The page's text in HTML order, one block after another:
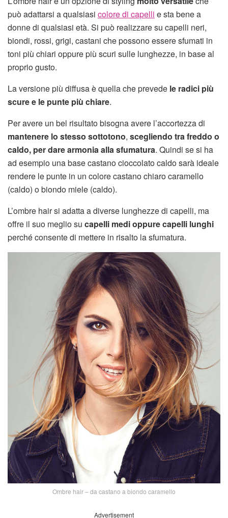
può adattarsi a qualsiasi colore di capelli e sta bene a
donne di qualsiasi età. Si può realizzare su capelli neri,
biondi, rossi, grigi, castani che possono essere sfumati in
toni più chiari oppure più scuri sulle lunghezze, in base al
proprio gusto.
La versione più diffusa è quella che prevede le radici più
scure e le punte più chiare.
Per avere un bel risultato bisogna avere l’accortezza di
mantenere lo stesso sottotono, scegliendo tra freddo o
caldo, per dare armonia alla sfumatura. Quindi se si ha
ad esempio una base castano cioccolato caldo sarà ideale
rendere le punte in un colore castano chiaro caramello
(caldo) o biondo miele (caldo).
L’ombre hair si adatta a diverse lunghezze di capelli, ma
offre il suo meglio su capelli medi oppure capelli lunghi
perché consente di mettere in risalto la sfumatura.
Ombre hair – da castano a biondo caramello
Advertisement